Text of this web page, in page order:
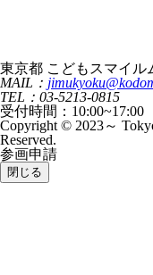
東京都 こどもスマイル
MAIL：
TEL：03-5213-0815
受付時間：10:00~17:00
Copyright © 2023～
Reserved.
参画申請
閉じる